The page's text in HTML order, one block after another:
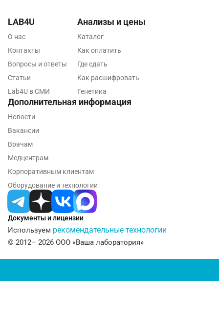
Люберцы
Майкоп
Мурино
Мурманск
Наро-Фоминск
Нижневартовск
Нижнекамск
Новокузнецк
Новороссийск
Новосибирск
Документы и лицензии
Используем рекомендательные технологии
© 2012– 2026 ООО «Ваша лаборатория»
LAB4U
О нас
Контакты
Вопросы и ответы
Статьи
Lab4U в СМИ
Анализы и цены
Каталог
Как оплатить
Где сдать
Как расшифровать
Генетика
Дополнительная информация
Новости
Вакансии
Врачам
Медцентрам
Корпоративным клиентам
Оборудование и технологии